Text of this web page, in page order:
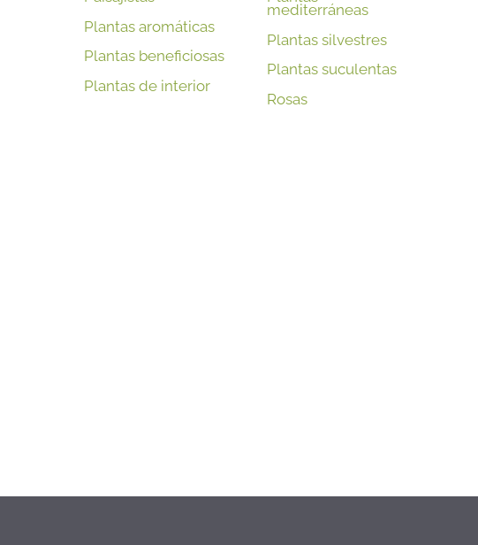
Plantas aromáticas
Plantas beneficiosas
Plantas de interior
mediterráneas
Plantas silvestres
Plantas suculentas
Rosas